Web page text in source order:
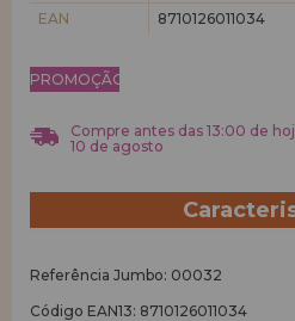
EAN
8710126011034
PROMOÇÃO!
Compre antes das 13:00 de
10 de agosto
Referência Jumbo: 00032
Código EAN13: 8710126011034